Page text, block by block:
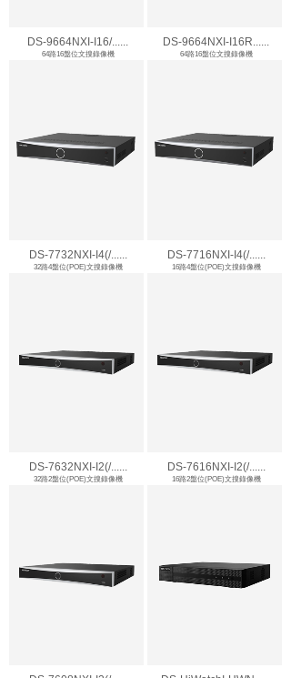
DS-9664NXI-I16/......
64路16盤位文搜錄像機
DS-9664NXI-I16R......
64路16盤位文搜錄像機
DS-7732NXI-I4(/......
32路4盤位(POE)文搜錄像機
DS-7716NXI-I4(/......
16路4盤位(POE)文搜錄像機
DS-7632NXI-I2(/......
32路2盤位(POE)文搜錄像機
DS-7616NXI-I2(/......
16路2盤位(POE)文搜錄像機